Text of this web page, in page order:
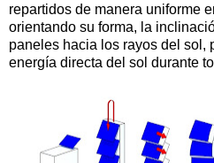
repartidos de manera uniforme
orientando su forma, la
paneles hacia los rayos del sol,
energía directa del sol durante